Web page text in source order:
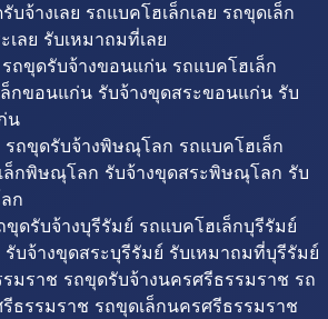
บจ้างเลย รถแบคโฮเล็กเลย รถขุดเล็ก
เลย รับเหมาถมที่เลย
ถขุดรับจ้างขอนแก่น รถแบคโฮเล็ก
กขอนแก่น รับจ้างขุดสระขอนแก่น รับ
น
ถขุดรับจ้างพิษณุโลก รถแบคโฮเล็ก
กพิษณุโลก รับจ้างขุดสระพิษณุโลก รับ
ก
ขุดรับจ้างบุรีรัมย์ รถแบคโฮเล็กบุรีรัมย์
รับจ้างขุดสระบุรีรัมย์ รับเหมาถมที่บุรีรัมย์
มราช รถขุดรับจ้างนครศรีธรรมราช รถ
ธรรมราช รถขุดเล็กนครศรีธรรมราช